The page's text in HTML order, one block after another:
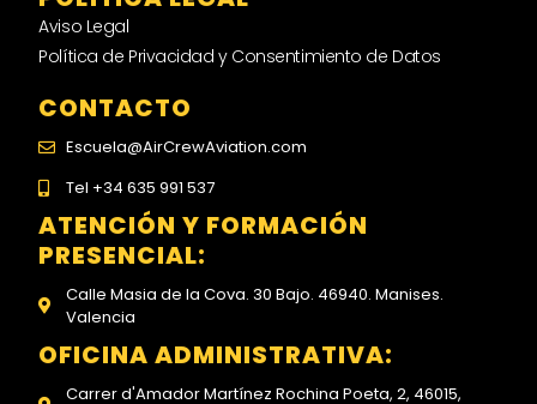
Aviso Legal
Política de Privacidad y Consentimiento de Datos
CONTACTO
Escuela@AirCrewAviation.com
Tel +34 635 991 537
ATENCIÓN Y FORMACIÓN
PRESENCIAL:
Calle Masia de la Cova. 30 Bajo. 46940. Manises.
Valencia
OFICINA ADMINISTRATIVA:
Carrer d'Amador Martínez Rochina Poeta, 2, 46015,